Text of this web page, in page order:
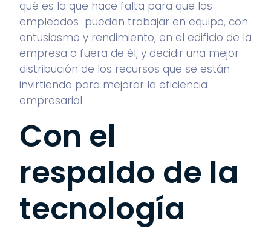
qué es lo que hace falta para que los
empleados puedan trabajar en equipo, con
entusiasmo y rendimiento, en el edificio de la
empresa o fuera de él, y decidir una mejor
distribución de los recursos que se están
invirtiendo para mejorar la eficiencia
empresarial.
Con el
respaldo de la
tecnología